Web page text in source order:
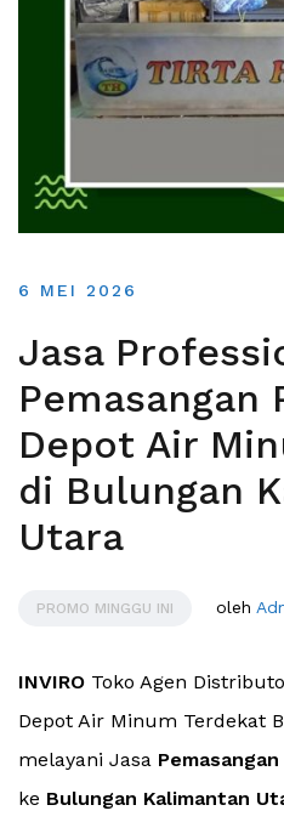
6 MEI 2026
Jasa
Pemasangan
Depot Air
di Bulungan
Utara
PROMO MINGGU INI oleh
INVIRO Toko Agen
Depot Air Minum Terdekat
melayani Jasa
ke Bulungan Kalimantan